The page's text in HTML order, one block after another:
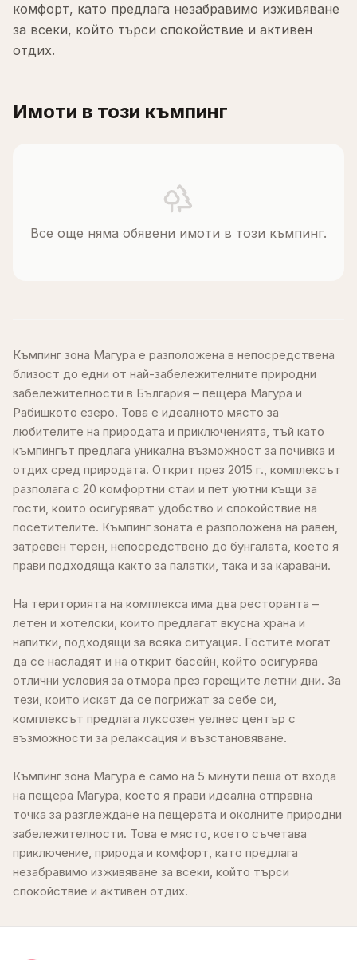
комфорт, като предлага незабравимо изживяване
за всеки, който търси спокойствие и активен
отдих.
Имоти в този къмпинг
Все още няма обявени имоти в този къмпинг.
Къмпинг зона Магура е разположена в непосредствена
близост до едни от най-забележителните природни
забележителности в България – пещера Магура и
Рабишкото езеро. Това е идеалното място за
любителите на природата и приключенията, тъй като
къмпингът предлага уникална възможност за почивка и
отдих сред природата. Открит през 2015 г., комплексът
разполага с 20 комфортни стаи и пет уютни къщи за
гости, които осигуряват удобство и спокойствие на
посетителите. Къмпинг зоната е разположена на равен,
затревен терен, непосредствено до бунгалата, което я
прави подходяща както за палатки, така и за каравани.
На територията на комплекса има два ресторанта –
летен и хотелски, които предлагат вкусна храна и
напитки, подходящи за всяка ситуация. Гостите могат
да се насладят и на открит басейн, който осигурява
отлични условия за отмора през горещите летни дни. За
тези, които искат да се погрижат за себе си,
комплексът предлага луксозен уелнес център с
възможности за релаксация и възстановяване.
Къмпинг зона Магура е само на 5 минути пеша от входа
на пещера Магура, което я прави идеална отправна
точка за разглеждане на пещерата и околните природни
забележителности. Това е място, което съчетава
приключение, природа и комфорт, като предлага
незабравимо изживяване за всеки, който търси
спокойствие и активен отдих.